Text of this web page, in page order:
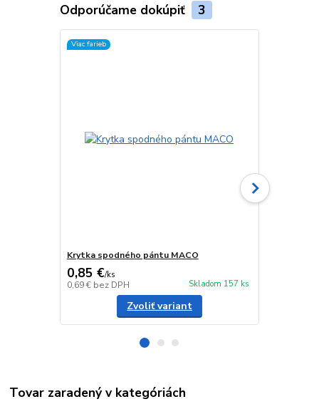
Odporúčame dokúpiť 3
Viac farieb
Krytka spodného pántu MACO
0,85 €/ks
0,69 € bez DPH Skladom 157 ks
Zvoliť variant
Tovar zaradený v kategóriách